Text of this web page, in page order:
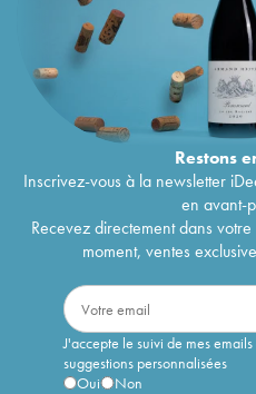
Restons
Inscrivez-vous à la newsletter
en avant-
Recevez directement dans
moment, ventes
J'accepte le suivi de mes
suggestions personnalisées
Oui
Non